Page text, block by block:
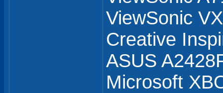
ViewSonic
Creative
ASUS
Microsoft